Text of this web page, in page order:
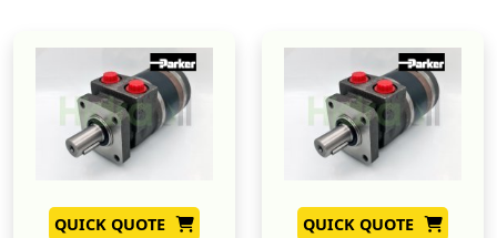
QUICK QUOTE QUICK QUOTE